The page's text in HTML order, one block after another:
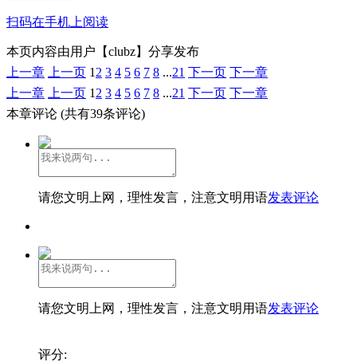
扫码在手机上阅读
本页内容由用户【clubz】分享发布
上一章
上一页 1 2 3 4 5 6 7 8 ...21 下一页 下一章
上一章
上一页 1 2 3 4 5 6 7 8 ...21 下一页 下一章
本章评论 (共有39条评论)
请您文明上网，理性发言，注意文明用语发表评论
请您文明上网，理性发言，注意文明用语发表评论
评分: